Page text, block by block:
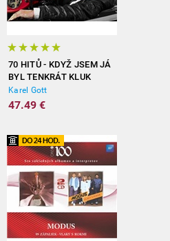
70 HITŮ - KDYŽ JSEM JÁ
BYL TENKRÁT KLUK
(3CD)
Karel Gott
47.49 €